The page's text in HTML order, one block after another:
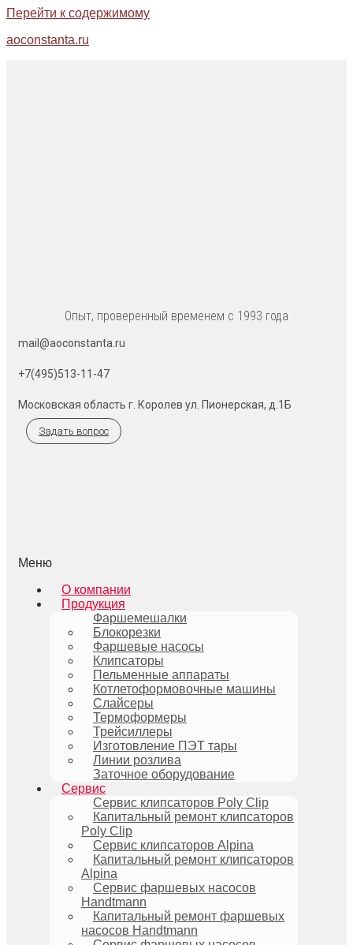
Перейти к содержимому
aoconstanta.ru
Опыт, проверенный временем с 1993 года
mail@aoconstanta.ru
+7(495)513-11-47
Московская область г. Королев ул. Пионерская, д.1Б
Задать вопрос
Меню
О компании
Продукция
Фаршемешалки
Блокорезки
Фаршевые насосы
Клипсаторы
Пельменные аппараты
Котлетоформовочные машины
Слайсеры
Термоформеры
Трейсиллеры
Изготовление ПЭТ тары
Линии розлива
Заточное оборудование
Сервис
Сервис клипсаторов Poly Clip
Капитальный ремонт клипсаторов
Poly Clip
Сервис клипсаторов Alpina
Капитальный ремонт клипсаторов
Alpina
Сервис фаршевых насосов
Handtmann
Капитальный ремонт фаршевых
насосов Handtmann